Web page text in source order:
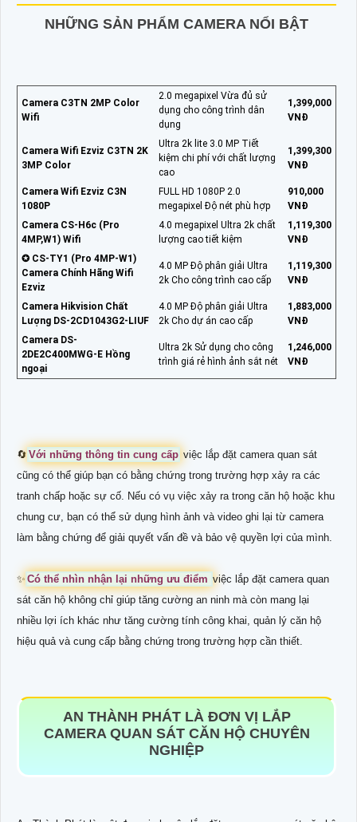
NHỮNG SẢN PHẨM CAMERA NỔI BẬT
Camera C3TN 2MP Color
Wifi
2.0 megapixel Vừa đủ sử
dụng cho công trình dân
dụng
1,399,000
VNĐ
Camera Wifi Ezviz C3TN 2K
3MP Color
Ultra 2k lite 3.0 MP Tiết
kiệm chi phí với chất lượng
cao
1,399,300
VNĐ
Camera Wifi Ezviz C3N
1080P
FULL HD 1080P 2.0
megapixel Độ nét phù hợp
910,000
VNĐ
Camera CS-H6c (Pro
4MP,W1) Wifi
4.0 megapixel Ultra 2k chất
lượng cao tiết kiệm
1,119,300
VNĐ
✪ CS-TY1 (Pro 4MP-W1)
Camera Chính Hãng Wifi
Ezviz
4.0 MP Độ phân giải Ultra
2k Cho công trình cao cấp
1,119,300
VNĐ
Camera Hikvision Chất
Lượng DS-2CD1043G2-LIUF
4.0 MP Độ phân giải Ultra
2k Cho dự án cao cấp
1,883,000
VNĐ
Camera DS-
2DE2C400MWG-E Hồng
ngoại
Ultra 2k Sử dụng cho công
trình giá rẻ hình ảnh sắt nét
1,246,000
VNĐ
🔄 Với những thông tin cung cấp việc lắp đặt camera quan sát
cũng có thể giúp bạn có bằng chứng trong trường hợp xảy ra các
tranh chấp hoặc sự cố. Nếu có vụ việc xảy ra trong căn hộ hoặc khu
chung cư, bạn có thể sử dụng hình ảnh và video ghi lại từ camera
làm bằng chứng để giải quyết vấn đề và bảo vệ quyền lợi của mình.
✨ Có thể nhìn nhận lại những ưu điểm việc lắp đặt camera quan
sát căn hộ không chỉ giúp tăng cường an ninh mà còn mang lại
nhiều lợi ích khác như tăng cường tính công khai, quản lý căn hộ
hiệu quả và cung cấp bằng chứng trong trường hợp cần thiết.
AN THÀNH PHÁT LÀ ĐƠN VỊ LẮP
CAMERA QUAN SÁT CĂN HỘ CHUYÊN
NGHIỆP